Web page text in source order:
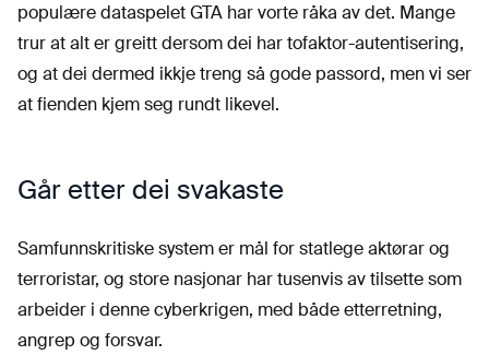
populære dataspelet GTA har vorte råka av det. Mange
trur at alt er greitt dersom dei har tofaktor-autentisering,
og at dei dermed ikkje treng så gode passord, men vi ser
at fienden kjem seg rundt likevel.
Går etter dei svakaste
Samfunnskritiske system er mål for statlege aktørar og
terroristar, og store nasjonar har tusenvis av tilsette som
arbeider i denne cyberkrigen, med både etterretning,
angrep og forsvar.